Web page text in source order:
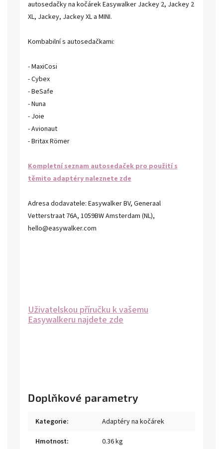
autosedačky na kočárek Easywalker Jackey 2, Jackey 2
XL, Jackey, Jackey XL a MINI.
Kombabilní s autosedačkami:
- MaxiCosi
- Cybex
- BeSafe
- Nuna
- Joie
- Avionaut
- Britax Römer
Kompletní seznam autosedaček pro použití s
těmito adaptéry naleznete zde
Adresa dodavatele: Easywalker BV, Generaal
Vetterstraat 76A, 1059BW Amsterdam (NL),
hello@easywalker.com
Uživatelskou příručku k vašemu
Easywalkeru najdete zde
Doplňkové parametry
Kategorie:
Adaptéry na kočárek
Hmotnost: 0.36 kg